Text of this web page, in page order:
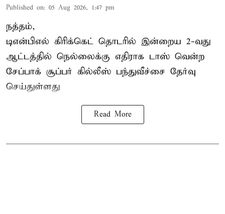
Published on: 05 Aug 2026, 1:47 pm
நத்தம்,
டிஎன்பிஎல் கிரிக்கெட் தொடரில் இன்றைய 2-வது
ஆட்டத்தில் நெல்லைக்கு எதிராக டாஸ் வென்ற
சேப்பாக் சூப்பர் கில்லீஸ் பந்துவீச்சை தேர்வு
செய்துள்ளது
Read More